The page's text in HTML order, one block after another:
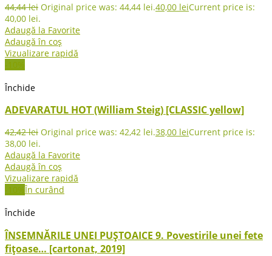
44,44lei Original price was: 44,44 lei.40,00 leiCurrent price is:
40,00 lei.
Adaugă la Favorite
Adaugă în coș
Vizualizare rapidă
-10%
Închide
ADEVARATUL HOT (William Steig) [CLASSIC yellow]
42,42lei Original price was: 42,42 lei.38,00 leiCurrent price is:
38,00 lei.
Adaugă la Favorite
Adaugă în coș
Vizualizare rapidă
-10% În curând
Închide
ÎNSEMNĂRILE UNEI PUȘTOAICE 9. Povestirile unei fete
fițoase… [cartonat, 2019]